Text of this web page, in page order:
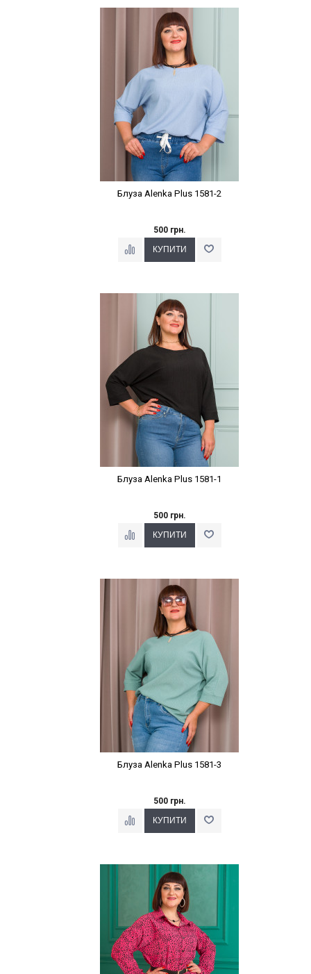
Наклейки Варіант з %
Блуза Alenka Plus 1581-2
500 грн.
Наклейки Варіант з %
Блуза Alenka Plus 1581-1
500 грн.
Наклейки Варіант з %
Блуза Alenka Plus 1581-3
500 грн.